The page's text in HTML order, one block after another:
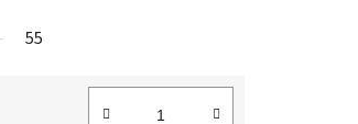
55